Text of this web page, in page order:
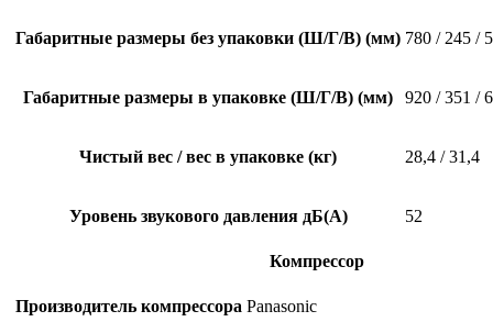
Габаритные размеры без упаковки (Ш/Г/В) (мм) 780 / 245 /
Габаритные размеры в упаковке (Ш/Г/В) (мм) 920 / 351 /
Чистый вес / вес в упаковке (кг) 28,4 / 31,4
Уровень звукового давления дБ(А) 52
Компрессор
Производитель компрессора Panasonic